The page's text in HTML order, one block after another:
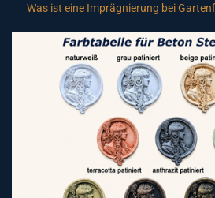
Was ist eine Imprägnierung bei